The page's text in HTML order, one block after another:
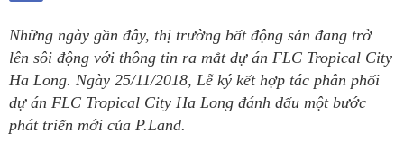
Những ngày gần đây, thị trường bất động sản đang trở
lên sôi động với thông tin ra mắt dự án FLC Tropical City
Ha Long. Ngày 25/11/2018, Lễ ký kết hợp tác phân phối
dự án FLC Tropical City Ha Long đánh dấu một bước
phát triển mới của P.Land.